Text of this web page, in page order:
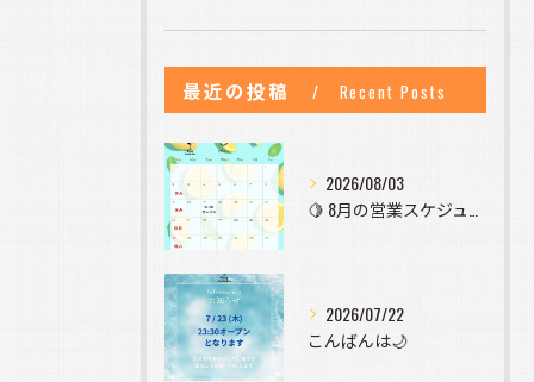
最近の投稿 Recent Posts
2026/08/03
2026/07/22
こんばんは🌙